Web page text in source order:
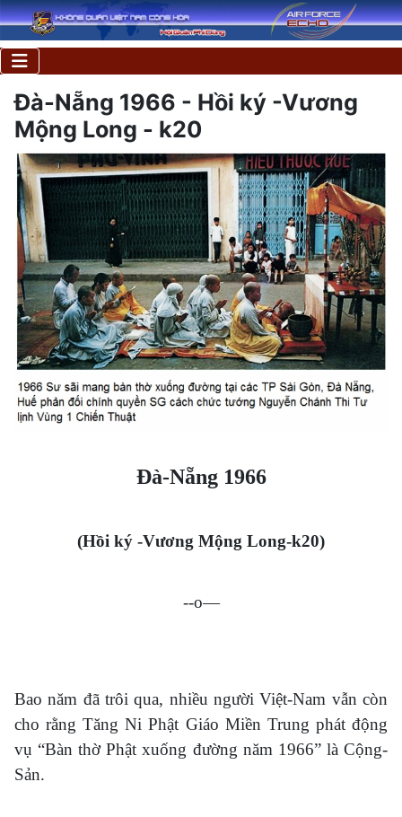
Đà-Nẵng 1966 - Hồi ký -Vương
Mộng Long - k20
Đà-Nẵng 1966
(Hồi ký -Vương Mộng Long-k20)
--o—
Bao năm đã trôi qua, nhiều người Việt-Nam vẫn còn
cho rằng Tăng Ni Phật Giáo Miền Trung phát động
vụ “Bàn thờ Phật xuống đường năm 1966” là Cộng-
Sản.